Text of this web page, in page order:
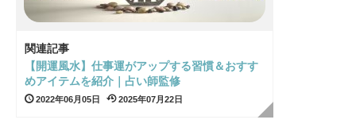
関連記事
【開運風水】仕事運がアップする習慣＆おすす
めアイテムを紹介｜占い師監修
2022年06月05日 2025年07月22日